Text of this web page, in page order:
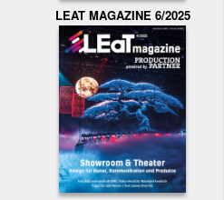
LEAT MAGAZINE 6/2025